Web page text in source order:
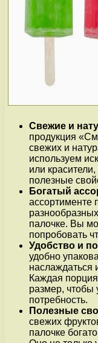
Свежие и
продукция
свежих и
используем
или
полезные
Богатый
ассортименте
палочке. Вы
попробовать
Удобство и
удобно
Каждая
размер, чтобы
потребность.
Полезные
свежих
палочке